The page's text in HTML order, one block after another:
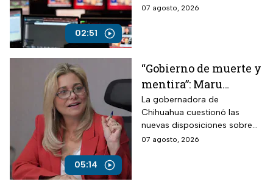
02:51
medio de los nuevos
07 agosto, 2026
05:14
“Gobierno de muerte y
mentira”: Maru
Campos arremete
contra Morena por
polémicos
lineamientos de
La gobernadora de
Chihuahua cuestionó las
nuevas disposiciones sobre
medios y lanzó fuertes
07 agosto, 2026